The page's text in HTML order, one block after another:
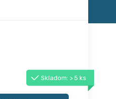
Skladom: > 5 ks